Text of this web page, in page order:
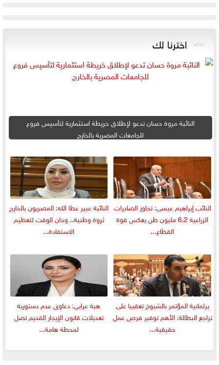
اخترنا لك
النائبة مروة حسان تدعو لإطلاق خريطة استثمارية لتأسيس فروع
للجامعات المصرية بالخارج
النائب إبراهيم عيسى: تجاوز الصادرات
الزراعية 6.2 مليون طن يعكس قوة
القطاع...
النائبة عبير عطا الله: المصريون بالخارج
ثروة وطنية.. وحان الوقت لتعظيم
الاستفادة...
برلمانية المؤتمر بالشيوخ تعقيبا على
تراجع البطالة: الأهم توفير فرص عمل
حقيقية...
هبة عرابي: دعاوى عدم دستورية
تعديلات قانون الإيجار القديم تصل
لمحطة هامة...